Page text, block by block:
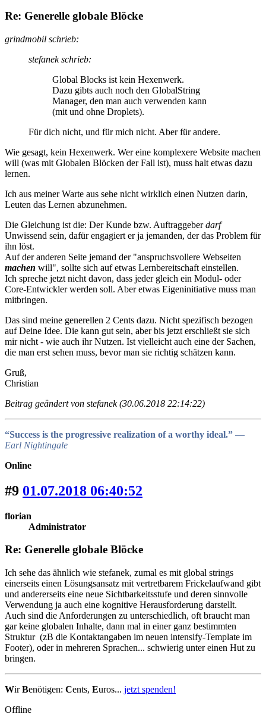
Re: Generelle globale Blöcke
grindmobil schrieb:
stefanek schrieb:
Global Blocks ist kein Hexenwerk.
Dazu gibts auch noch den GlobalString
Manager, den man auch verwenden kann
(mit und ohne Droplets).
Für dich nicht, und für mich nicht. Aber für andere.
Wie gesagt, kein Hexenwerk. Wer eine komplexere Website machen
will (was mit Globalen Blöcken der Fall ist), muss halt etwas dazu
lernen.
Ich aus meiner Warte aus sehe nicht wirklich einen Nutzen darin,
Leuten das Lernen abzunehmen.
Die Gleichung ist die: Der Kunde bzw. Auftraggeberdarf
Unwissend sein, dafür engagiert er ja jemanden, der das Problem für
ihn löst.
Auf der anderen Seite jemand der "anspruchsvollere Webseiten
machen will", sollte sich auf etwas Lernbereitschaft einstellen.
Ich spreche jetzt nicht davon, dass jeder gleich ein Modul- oder
Core-Entwickler werden soll. Aber etwas Eigeninitiative muss man
mitbringen.
Das sind meine generellen 2 Cents dazu. Nicht spezifisch bezogen
auf Deine Idee. Die kann gut sein, aber bis jetzt erschließt sie sich
mir nicht - wie auch ihr Nutzen. Ist vielleicht auch eine der Sachen,
die man erst sehen muss, bevor man sie richtig schätzen kann.
Gruß,
Christian
Beitrag geändert von stefanek (30.06.2018 22:14:22)
“Success is the progressive realization of a worthy ideal.” ―
Earl Nightingale
Online
#9 01.07.2018 06:40:52
florian
Administrator
Re: Generelle globale Blöcke
Ich sehe das ähnlich wie stefanek, zumal es mit global strings
einerseits einen Lösungsansatz mit vertretbarem Frickelaufwand gibt
und andererseits eine neue Sichtbarkeitsstufe und deren sinnvolle
Verwendung ja auch eine kognitive Herausforderung darstellt.
Auch sind die Anforderungen zu unterschiedlich, oft braucht man
gar keine globalen Inhalte, dann mal in einer ganz bestimmten
Struktur (zB die Kontaktangaben im neuen intensify-Template im
Footer), oder in mehreren Sprachen... schwierig unter einen Hut zu
bringen.
WirBenötigen: Cents, Euros... jetzt spenden!
Offline